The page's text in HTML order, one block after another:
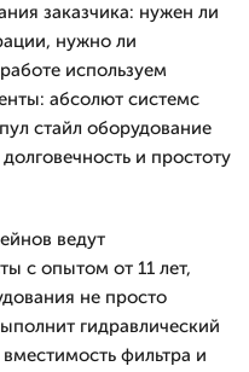
заказчика: нужен ли
нужно ли
используем
абсолют системс
стайл оборудование
и простоту
ведут
с опытом от 11 лет,
не просто
гидравлический
фильтра и